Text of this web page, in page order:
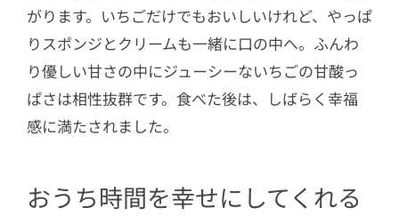
がります。いちごだけでもおいしいけれど、やっぱ
りスポンジとクリームも一緒に口の中へ。ふんわ
り優しい甘さの中にジューシーないちごの甘酸っ
ぱさは相性抜群です。食べた後は、しばらく幸福
感に満たされました。
おうち時間を幸せにしてくれる